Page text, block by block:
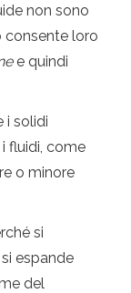
non sono
consente loro
e quindi
i solidi
fluidi, come
o minore
si
espande
del